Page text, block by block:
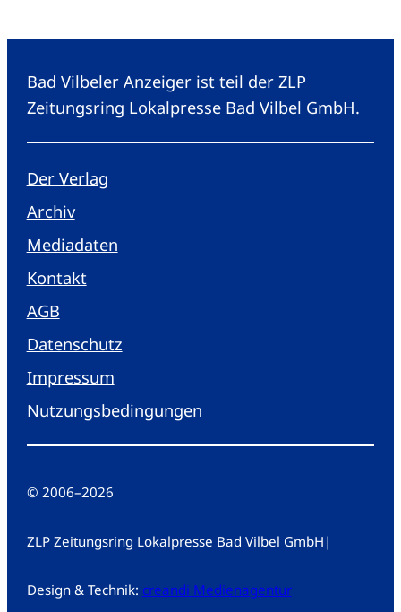
Bad Vilbeler Anzeiger ist teil der ZLP
Zeitungsring Lokalpresse Bad Vilbel GmbH.
Der Verlag
Archiv
Mediadaten
Kontakt
AGB
Datenschutz
Impressum
Nutzungsbedingungen
© 2006–2026
ZLP Zeitungsring Lokalpresse Bad Vilbel GmbH |
Design & Technik: creandi Medienagentur